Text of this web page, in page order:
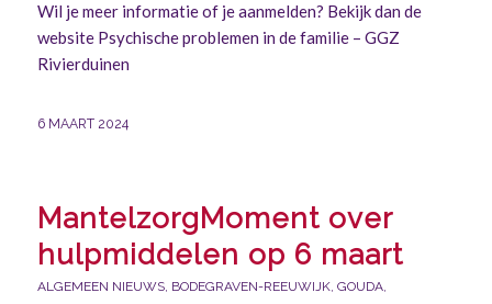
Wil je meer informatie of je aanmelden? Bekijk dan de
website Psychische problemen in de familie – GGZ
Rivierduinen
6 MAART 2024
MantelzorgMoment over
hulpmiddelen op 6 maart
ALGEMEEN NIEUWS, BODEGRAVEN-REEUWIJK, GOUDA,